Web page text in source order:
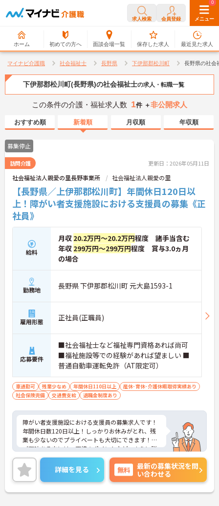
求人検索 会員登録 メニュー
ホーム 初めての方へ 面談会場一覧
0
保存した求人
0
最近見た求人
マイナビ介護職 社会福祉士 長野県 下伊那郡松川町 長野県の社会
下伊那郡松川町(長野県)の社会福祉士の求人・転職一覧
この条件の介護・福祉求人数 1件 ＋非公開求人
おすすめ順 新着順 月収順 年収順
募集停止
訪問介護 更新日：2026年05月11日
社会福祉法人親愛の里長野事業所 社会福祉法人親愛の里
【長野県／上伊那郡松川町】年間休日120日以
上！障がい者支援施設における支援員の募集《正
社員》
給料
月収 20.2万円～20.2万円程度 諸手当含む
年収 299万円～299万円程度 賞与3.0ヵ月
の場合
勤務地 長野県 下伊那郡松川町 元大島1593-1
雇用形態 正社員(正職員)
応募要件
■社会福祉士など福祉専門資格あれば尚可
■福祉施設等での経験があれば望ましい ■
普通自動車運転免許（AT限定可）
車通勤可 残業少なめ 年間休日110日以上
産休･育休･介護休暇取得実績あり
社会保険完備
交通費支給 退職金制度あり
障がい者支援施設における支援員の募集求人です！
年間休日数120日以上！しっかりお休みがとれ、残
業も少ないのでプライベートも大切にできます！
ご興味ある方には、面接のポイントなど、さらに詳
細をお話致しますのでお気軽にご相談ください。
詳細を見る 無料
最新の募集状況を問
い合わせる